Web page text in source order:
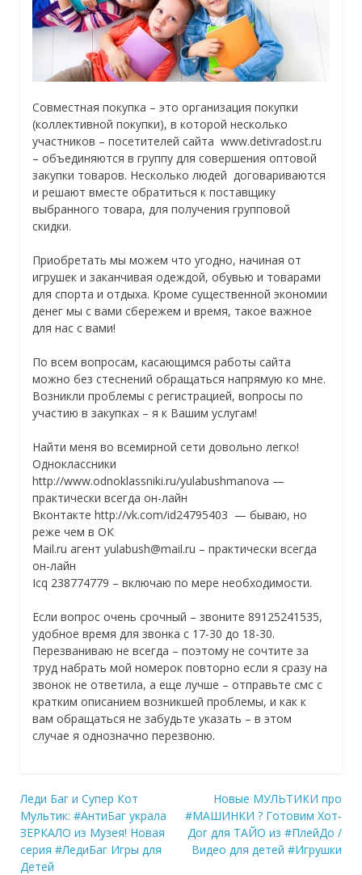
Cовместная покупка – это организация покупки
(коллективной покупки), в которой несколько
участников – посетителей сайта www.detivradost.ru
– объединяются в группу для совершения оптовой
закупки товаров. Несколько людей договариваются
и решают вместе обратиться к поставщику
выбранного товара, для получения групповой
скидки.
Приобретать мы можем что угодно, начиная от
игрушек и заканчивая одеждой, обувью и товарами
для спорта и отдыха. Кроме существенной экономии
денег мы с вами сбережем и время, такое важное
для нас с вами!
По всем вопросам, касающимся работы сайта
можно без стеснений обращаться напрямую ко мне.
Возникли проблемы с регистрацией, вопросы по
участию в закупках – я к Вашим услугам!
Найти меня во всемирной сети довольно легко!
Одноклассники
http://www.odnoklassniki.ru/yulabushmanova —
практически всегда он-лайн
Вконтакте http://vk.com/id24795403 — бываю, но
реже чем в ОК
Mail.ru агент yulabush@mail.ru – практически всегда
он-лайн
Icq 238774779 – включаю по мере необходимости.
Если вопрос очень срочный – звоните 89125241535,
удобное время для звонка с 17-30 до 18-30.
Перезваниваю не всегда – поэтому не сочтите за
труд набрать мой номерок повторно если я сразу на
звонок не ответила, а еще лучше – отправьте смс с
кратким описанием возникшей проблемы, и как к
вам обращаться не забудьте указать – в этом
случае я однозначно перезвоню.
Навигация
по
записям
Леди Баг и Супер Кот
Мультик: #АнтиБаг украла
ЗЕРКАЛО из Музея! Новая
серия #ЛедиБаг Игры для
Детей
Новые МУЛЬТИКИ про
#МАШИНКИ ? Готовим Хот-
Дог для ТАЙО из #ПлейДо /
Видео для детей #Игрушки